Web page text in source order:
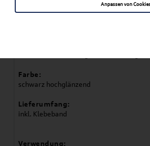
Farbe:
schwarz hochglänzend
Lieferumfang:
inkl. Klebeband
Verwendung:
Anpassen von